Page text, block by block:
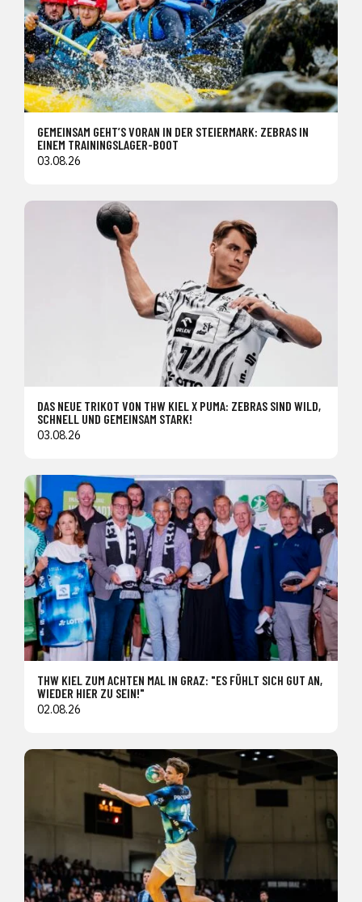
GEMEINSAM GEHT’S VORAN IN DER STEIERMARK: ZEBRAS IN
EINEM TRAININGSLAGER-BOOT
03.08.26
DAS NEUE TRIKOT VON THW KIEL X PUMA: ZEBRAS SIND WILD,
SCHNELL UND GEMEINSAM STARK!
03.08.26
THW KIEL ZUM ACHTEN MAL IN GRAZ: "ES FÜHLT SICH GUT AN,
WIEDER HIER ZU SEIN!"
02.08.26